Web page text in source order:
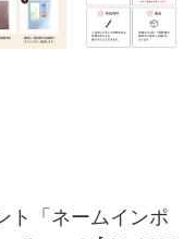
ト「ネームインポ